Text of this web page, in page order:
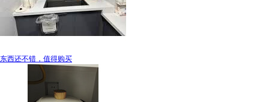
东西还不错，值得购买